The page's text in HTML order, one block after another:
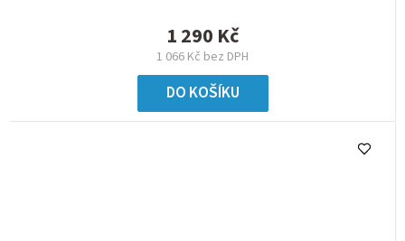
1 066 Kč bez DPH
1 290 Kč
DO KOŠÍKU